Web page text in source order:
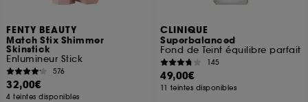
FENTY BEAUTY
Match Stix Shimmer
Skinstick
Enlumineur Stick
576
32,00€
4 teintes disponibles
CLINIQUE
Superbalanced
Fond de Teint équilibre parfait
145
49,00€
11 teintes disponibles